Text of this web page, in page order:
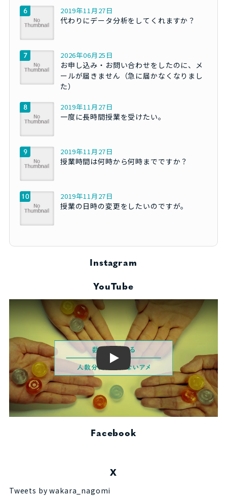
2019年11月27日
代わりにデータ分析をしてくれますか？
2026年06月25日
お申し込み・お問い合わせをしたのに、メ
ールが届きません（急に届かなくなりまし
た）
2019年11月27日
一度に長時間授業を受けたい。
2019年11月27日
授業時間は何時から何時までですか？
2019年11月27日
授業の日時の変更をしたいのですが。
Instagram
YouTube
Play
Facebook
X
Tweets by wakara_nagomi